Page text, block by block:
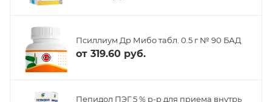
Псиллиум Др Мибо табл. 0.5 г № 90 БАД
от 319.60 руб.
Пепидол ПЭГ 5 % р-р для приема внутрь